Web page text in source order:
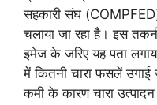
सहकारी संघ
चलाया जा रहा है। इस
इमेज के जरिए यह पता
में कितनी चारा फसलें उगाई
कमी के कारण चारा